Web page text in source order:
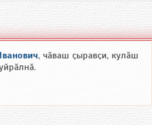
, чӑваш ҫыравҫи, кулӑш